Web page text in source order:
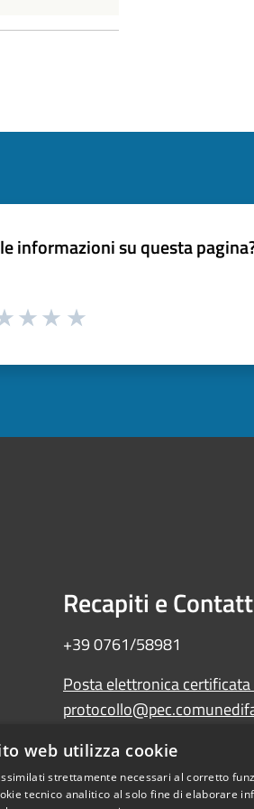
informazioni su questa
Recapiti e
+39 0761/58981
Posta elettronica certificata
Amministrazione trasparente
WebMail
web utilizza cookie
strettamente necessari al corretto
tecnico analitico al solo fine di elaborare